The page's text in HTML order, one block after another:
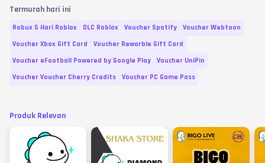
Termurah hari ini
Robux 5 Hari Roblox DLC Roblox Voucher Spotify
Voucher Webtoon
Voucher Xbox Gift Card
Voucher Rewarble Gift Card
Voucher eFootball Powered by Google Play
Voucher UniPin
Voucher Voucher Cherry Credits
Voucher PC Game Pass
Produk Relevan